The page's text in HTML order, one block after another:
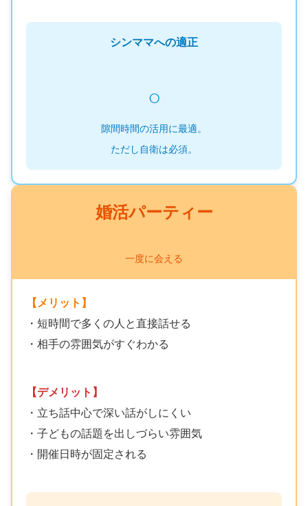
シンママへの適正
○
隙間時間の活用に最適。
ただし自衛は必須。
婚活パーティー
一度に会える
【メリット】
・短時間で多くの人と直接話せる
・相手の雰囲気がすぐわかる
【デメリット】
・立ち話中心で深い話がしにくい
・子どもの話題を出しづらい雰囲気
・開催日時が固定される